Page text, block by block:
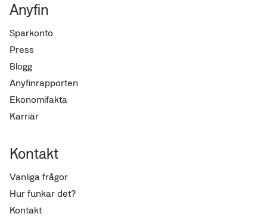
Anyfin
Sparkonto
Press
Blogg
Anyfinrapporten
Ekonomifakta
Karriär
Kontakt
Vanliga frågor
Hur funkar det?
Kontakt